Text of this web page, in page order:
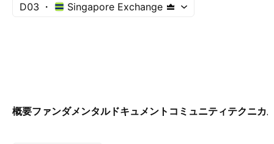
D03 Singapore Exchange
概要ファンダメンタルドキュメント コミュニティテクニカ